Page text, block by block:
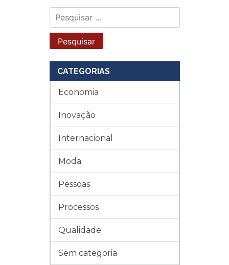
Pesquisar
por:
CATEGORIAS
Economia
Inovação
Internacional
Moda
Pessoas
Processos
Qualidade
Sem categoria